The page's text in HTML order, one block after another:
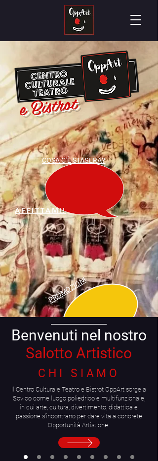
e Bistrot
COSA C'È STASERA?
AFFITTAMI!
PROMOZIONI
Benvenuti nel nostro
Salotto Artistico
CHI SIAMO
Il Centro Culturale Teatro e Bistrot OppArt sorge a
Sovico come luogo poliedrico e multifunzionale,
in cui arte, cultura, divertimento, didattica e
passione s'incontrano per dare vita a concrete
Opportunità Artistiche.